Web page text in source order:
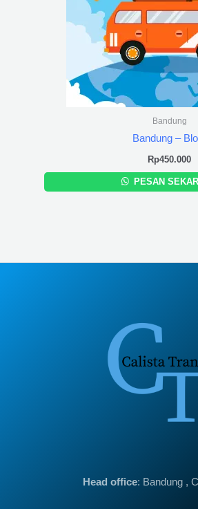
Bandung
Bandung –
Rp450.000
PESAN
Head office: Bandung ,